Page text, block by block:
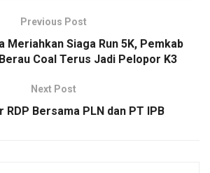
Previous Post
Meriahkan Siaga Run 5K, Pemkab
Coal Terus Jadi Pelopor K3
Next Post
RDP Bersama PLN dan PT IPB